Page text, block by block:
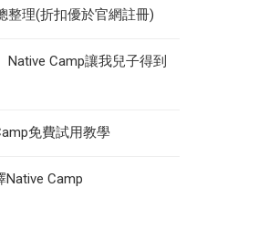
整理(折扣優於官網註冊)
Native Camp讓我兒子得到
免費試用教學
Camp